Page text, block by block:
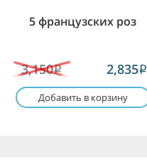
5 французских роз
3,150i 2,835i
Добавить в корзину